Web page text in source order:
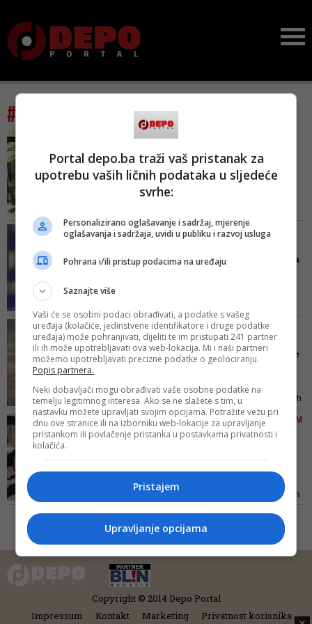
#tag: bh. privreda
Fadil Novalić otkriva:
Samo OVE četiri grane
mjesece za koje su obećani-
kazao je Novalić
UBLAŽAVANJE POSLJEDICA
Višemilionska sredstva za
omogućeno, prije svega nižim
nivoima vlasti, da usmjere
desetine miliona KM za pomoć
ugroženom stanovništvu i
pretrpjeti posljedice
CRNE PROGNOZE NAKON
GAŠENJA POGONA
Krah 'Aluminija' odrazit će
Isključenjem struje prestaje rad
ključnih elektrolitičkih ćelija, kojih
u "Aluminiju" ima 256, a
startovanje jedne košta oko
100.000 dolara, što govori kako
KA NAPRETKU U POSLOVNOM
OKRUŽENJU
Međunarodni sajam
Predsjedavajući Vijeća ministara
sajam u Tešnju jedan od najboljih
modela prezentiranja bh. privrede
Copyright © 2014 Depo Portal
Impressum
Kontakt Marketing Privatnost korisnika
Portal depo.ba traži vaš pristanak za
upotrebu vaših ličnih podataka u sljedeće
svrhe:
Personalizirano oglašavanje i sadržaj, mjerenje
oglašavanja i sadržaja, uvidi u publiku i razvoj usluga
Pohrana i/ili pristup podacima na uređaju
Saznajte više
Vaši će se osobni podaci obrađivati, a podatke s vašeg
uređaja (kolačiće, jedinstvene identifikatore i druge podatke
uređaja) može pohranjivati, dijeliti te im pristupati 241 partner
ili ih može upotrebljavati ova web-lokacija. Mi i naši partneri
možemo upotrebljavati precizne podatke o geolociranju.
Popis partnera.
Neki dobavljači mogu obrađivati vaše osobne podatke na
temelju legitimnog interesa. Ako se ne slažete s tim, u
nastavku možete upravljati svojim opcijama. Potražite vezu pri
dnu ove stranice ili na izborniku web-lokacije za upravljanje
pristankom ili povlačenje pristanka u postavkama privatnosti i
kolačića.
Pristajem
Upravljanje opcijama